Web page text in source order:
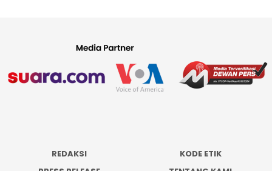
REDAKSI
KODE ETIK